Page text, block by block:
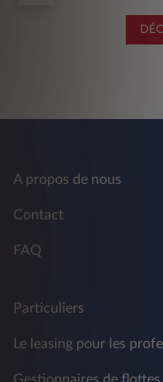
A propos de nous
Contact
FAQ
Particuliers
Le leasing pour les